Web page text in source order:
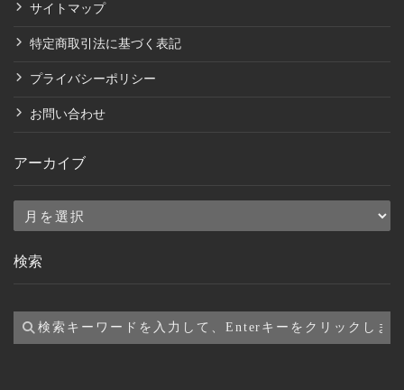
サイトマップ
特定商取引法に基づく表記
プライバシーポリシー
お問い合わせ
アーカイブ
ア
カ
ブ
検索